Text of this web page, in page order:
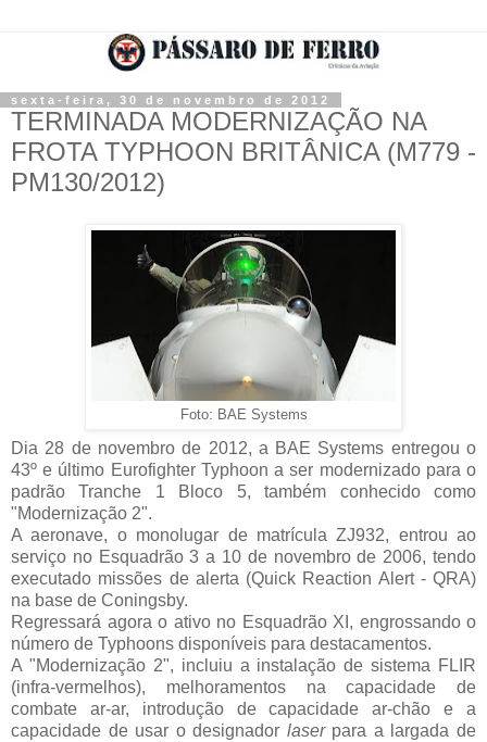
sexta-feira, 30 de novembro de 2012
TERMINADA MODERNIZAÇÃO NA
FROTA TYPHOON BRITÂNICA (M779 -
PM130/2012)
Foto: BAE Systems
Dia 28 de novembro de 2012, a BAE Systems entregou o
43º e último Eurofighter Typhoon a ser modernizado para o
padrão Tranche 1 Bloco 5, também conhecido como
"Modernização 2".
A aeronave, o monolugar de matrícula ZJ932, entrou ao
serviço no Esquadrão 3 a 10 de novembro de 2006, tendo
executado missões de alerta (Quick Reaction Alert - QRA)
na base de Coningsby.
Regressará agora o ativo no Esquadrão XI, engrossando o
número de Typhoons disponíveis para destacamentos.
A "Modernização 2", incluiu a instalação de sistema FLIR
(infra-vermelhos), melhoramentos na capacidade de
combate ar-ar, introdução de capacidade ar-chão e a
capacidade de usar o designador laserpara a largada de